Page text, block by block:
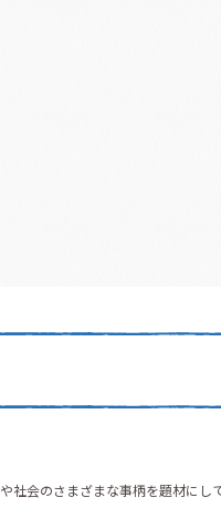
会のさまざまな事柄を題材にして